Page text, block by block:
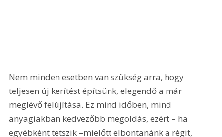
Nem minden esetben van szükség arra, hogy
teljesen új kerítést építsünk, elegendő a már
meglévő felújítása. Ez mind időben, mind
anyagiakban kedvezőbb megoldás, ezért – ha
egyébként tetszik –mielőtt elbontanánk a régit,